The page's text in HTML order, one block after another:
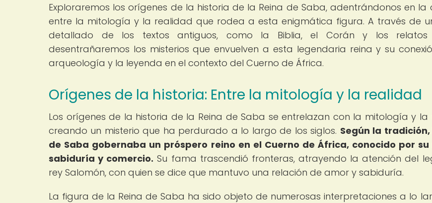
Exploraremos los orígenes de la historia de la Reina de Saba, adentrándonos en la
entre la mitología y la realidad que rodea a esta enigmática figura. A través de
detallado de los textos antiguos, como la Biblia, el Corán y los relatos
desentrañaremos los misterios que envuelven a esta legendaria reina y su
arqueología y la leyenda en el contexto del Cuerno de África.
Orígenes de la historia: Entre la mitología y la realidad
Los orígenes de la historia de la Reina de Saba se entrelazan con la mitología y la
creando un misterio que ha perdurado a lo largo de los siglos. Según la tradición,
de Saba gobernaba un próspero reino en el Cuerno de África, conocido por
sabiduría y comercio. Su fama trascendió fronteras, atrayendo la atención del
rey Salomón, con quien se dice que mantuvo una relación de amor y sabiduría.
La figura de la Reina de Saba ha sido objeto de numerosas interpretaciones a lo